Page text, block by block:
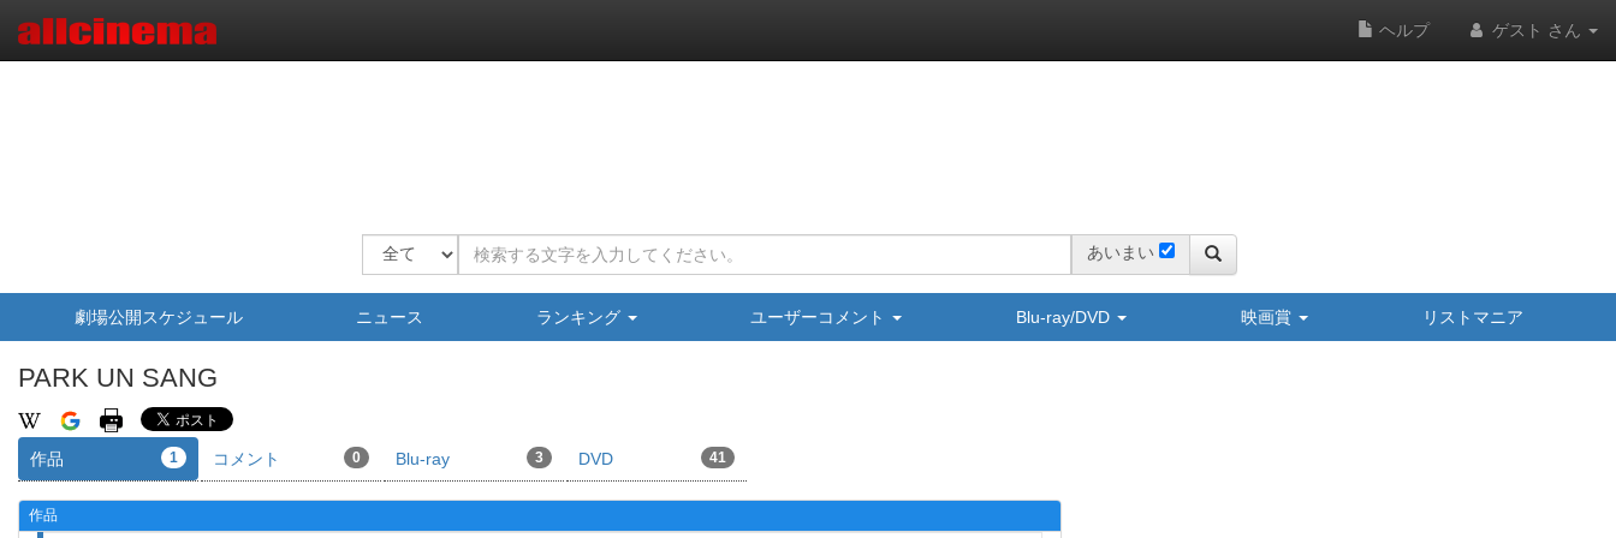
ヘルプ ゲスト さん
あいまい
劇場公開スケジュール ニュース ランキング ユーザーコメント Blu-ray/DVD 映画賞 リストマニア
PARK UN SANG
作品 1 コメント 0 Blu-ray 3 DVD 41
作品